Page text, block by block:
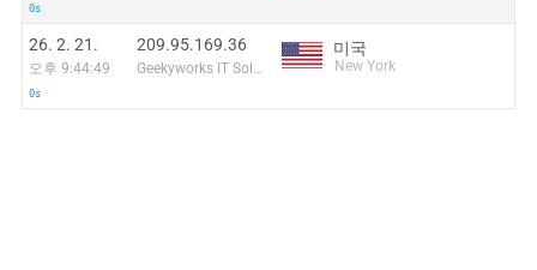
0s
26. 2. 21.
오후 9:44:49
0s
209.95.169.36
Geekyworks IT Solutions Pvt Ltd
미국
New York